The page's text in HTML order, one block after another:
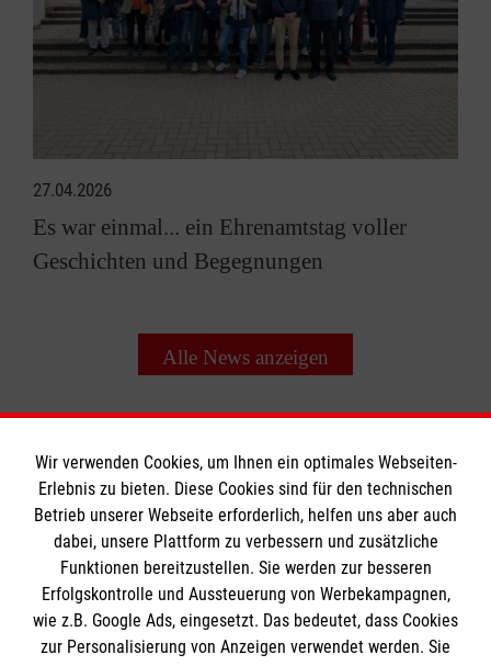
27.04.2026
Es war einmal... ein Ehrenamtstag voller
Geschichten und Begegnungen
Alle News anzeigen
Informationen
Impressum
Datenschutz
Die Malteser
Wir verwenden Cookies, um Ihnen ein optimales Webseiten-
Erlebnis zu bieten. Diese Cookies sind für den technischen
Betrieb unserer Webseite erforderlich, helfen uns aber auch
dabei, unsere Plattform zu verbessern und zusätzliche
Funktionen bereitzustellen. Sie werden zur besseren
Erfolgskontrolle und Aussteuerung von Werbekampagnen,
wie z.B. Google Ads, eingesetzt. Das bedeutet, dass Cookies
zur Personalisierung von Anzeigen verwendet werden. Sie